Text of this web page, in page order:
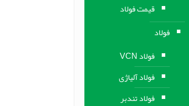
قیمت فولاد
فولاد
فولاد VCN
فولاد آلیاژی
فولاد تندبر